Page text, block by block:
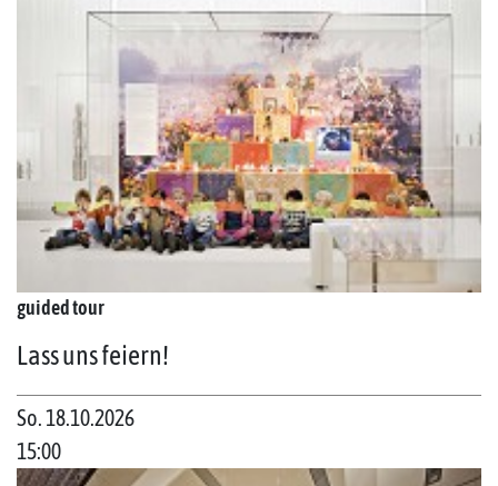
guided tour
Lass uns feiern!
So. 18.10.2026
15:00